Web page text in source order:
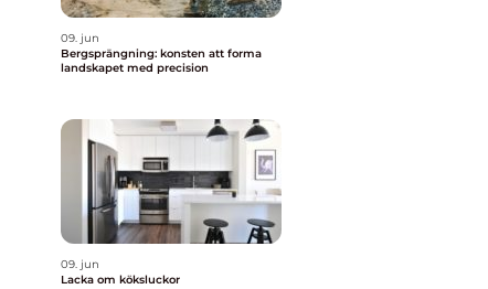
09. jun
Bergsprängning: konsten att forma
landskapet med precision
09. jun
Lacka om köksluckor